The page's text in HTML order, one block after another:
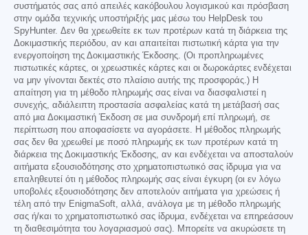
συστήματός σας από απειλές κακόβουλου λογισμικού και πρόσβαση
στην ομάδα τεχνικής υποστήριξής μας μέσω του HelpDesk του
SpyHunter. Δεν θα χρεωθείτε εκ των προτέρων κατά τη διάρκεια της
Δοκιμαστικής περιόδου, αν και απαιτείται πιστωτική κάρτα για την
ενεργοποίηση της Δοκιμαστικής Έκδοσης. (Οι προπληρωμένες
πιστωτικές κάρτες, οι χρεωστικές κάρτες και οι δωροκάρτες ενδέχεται
να μην γίνονται δεκτές στο πλαίσιο αυτής της προσφοράς.) Η
απαίτηση για τη μέθοδο πληρωμής σας είναι να διασφαλιστεί η
συνεχής, αδιάλειπτη προστασία ασφαλείας κατά τη μετάβασή σας
από μια Δοκιμαστική Έκδοση σε μια συνδρομή επί πληρωμή, σε
περίπτωση που αποφασίσετε να αγοράσετε. Η μέθοδος πληρωμής
σας δεν θα χρεωθεί με ποσό πληρωμής εκ των προτέρων κατά τη
διάρκεια της Δοκιμαστικής Έκδοσης, αν και ενδέχεται να αποσταλούν
αιτήματα εξουσιοδότησης στο χρηματοπιστωτικό σας ίδρυμα για να
επαληθευτεί ότι η μέθοδος πληρωμής σας είναι έγκυρη (οι εν λόγω
υποβολές εξουσιοδότησης δεν αποτελούν αιτήματα για χρεώσεις ή
τέλη από την EnigmaSoft, αλλά, ανάλογα με τη μέθοδο πληρωμής
σας ή/και το χρηματοπιστωτικό σας ίδρυμα, ενδέχεται να επηρεάσουν
τη διαθεσιμότητα του λογαριασμού σας). Μπορείτε να ακυρώσετε τη